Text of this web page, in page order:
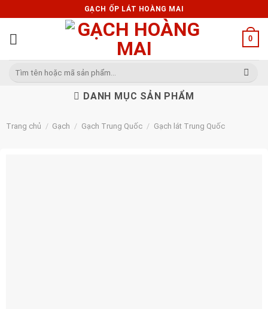
to
content
GẠCH ỐP LÁT HOÀNG MAI
0
Tìm
DANH MỤC SẢN PHẨM
Trang chủ / Gạch / Gạch Trung Quốc / Gạch lát Trung Quốc